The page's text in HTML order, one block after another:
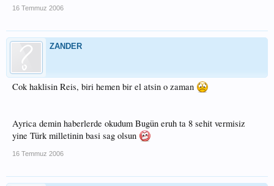
16 Temmuz 2006
ZANDER
Cok haklisin Reis, biri hemen bir el atsin o zaman
Ayrica demin haberlerde okudum Bugün eruh ta 8 sehit vermisiz
yine Türk milletinin basi sag olsun
16 Temmuz 2006